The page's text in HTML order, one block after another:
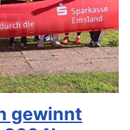
gewinnt